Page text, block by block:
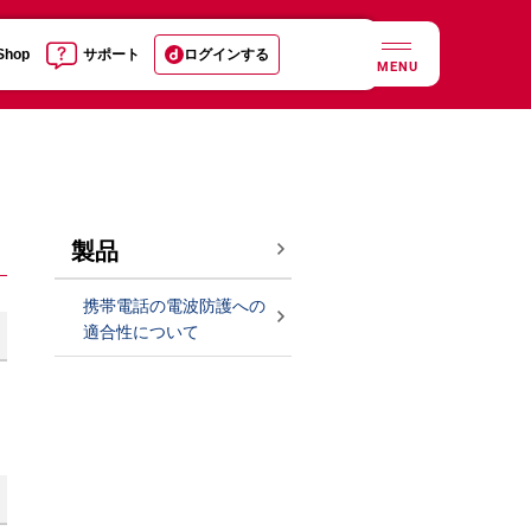
サポート ログインする
MENU
製品
携帯電話の電波防護への
適合性について